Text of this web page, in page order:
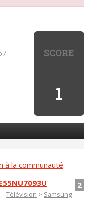
SCORE
1
à la communauté
2
—Télévision > Samsung